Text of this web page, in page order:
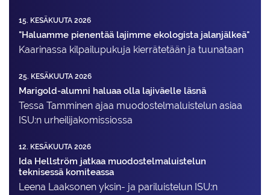
15. KESÄKUUTA 2026
"Haluamme pienentää lajimme ekologista jalanjälkeä"
Kaarinassa kilpailupukuja kierrätetään ja tuunataan
25. KESÄKUUTA 2026
Marigold-alumni haluaa olla lajiväelle läsnä
Tessa Tamminen ajaa muodostelma­luistelun asiaa
ISU:n urheilija­komissiossa
12. KESÄKUUTA 2026
Ida Hellström jatkaa muodostelmaluistelun
teknisessä komiteassa
Leena Laaksonen yksin- ja pariluistelun ISU:n